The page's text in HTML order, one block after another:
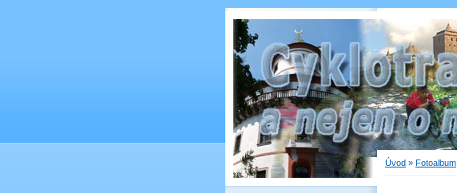
Úvod » Fotoalbum